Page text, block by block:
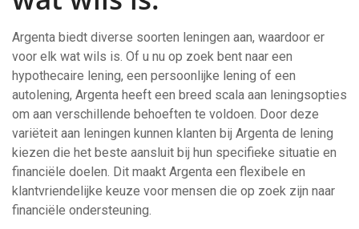
Argenta biedt diverse soorten leningen aan, waardoor er
voor elk wat wils is. Of u nu op zoek bent naar een
hypothecaire lening, een persoonlijke lening of een
autolening, Argenta heeft een breed scala aan leningsopties
om aan verschillende behoeften te voldoen. Door deze
variëteit aan leningen kunnen klanten bij Argenta de lening
kiezen die het beste aansluit bij hun specifieke situatie en
financiële doelen. Dit maakt Argenta een flexibele en
klantvriendelijke keuze voor mensen die op zoek zijn naar
financiële ondersteuning.